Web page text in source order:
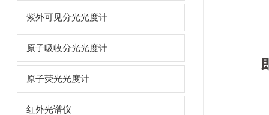
紫外可见分光光度计
原子吸收分光光度计
原子荧光光度计
红外光谱仪